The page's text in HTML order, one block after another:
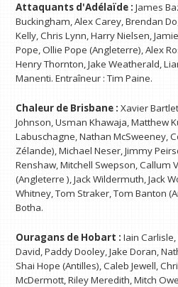
Attaquants d'Adélaïde :James
Buckingham, Alex Carey, Brendan
Kelly, Chris Lynn, Harry Nielsen,
Pope, Ollie Pope (Angleterre), Alex
Henry Thornton, Jake Weatherald,
Manenti. Entraîneur : Tim Paine.
Chaleur de Brisbane :Xavier
Johnson, Usman Khawaja, Matthew
Labuschagne, Nathan McSweeney,
Zélande), Michael Neser, Jimmy
Renshaw, Mitchell Swepson, Callum
(Angleterre ), Jack Wildermuth, Jack
Whitney, Tom Straker, Tom Banton
Botha.
Ouragans de Hobart :Iain
David, Paddy Dooley, Jake Doran,
Shai Hope (Antilles), Caleb Jewell,
McDermott, Riley Meredith, Mitch